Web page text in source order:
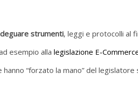
strumenti, leggi e protocolli al
esempio alla legislazione E-
“forzato la mano” del